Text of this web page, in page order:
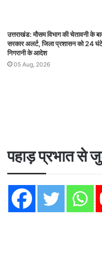
उत्तराखंड: मौसम विभाग की चेतावनी के
सरकार अलर्ट, जिला प्रशासन को 24
निगरानी के आदेश
05 Aug, 2026
पहाड़ प्रभात से